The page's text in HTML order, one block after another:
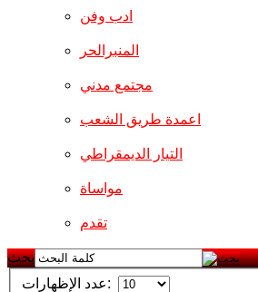
ادب وفن
المنبرالحر
مجتمع مدني
اعمدة طريق الشعب
التيار الديمقراطي
مواساة
تقدم
بحث
عدد الإظهارات: